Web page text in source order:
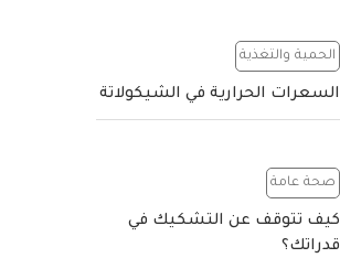
الحمية والتغذية
السعرات الحرارية في الشيكولاتة
صحة عامة
كيف تتوقف عن التشكيك في
قدراتك؟